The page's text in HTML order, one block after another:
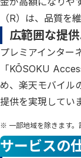
（R）は、品質を
広範囲な提
プレミアインター
「KŌSOKU
め、楽天モバイル
提供を実現してい
※ 一部地域を除きます。
サービスの